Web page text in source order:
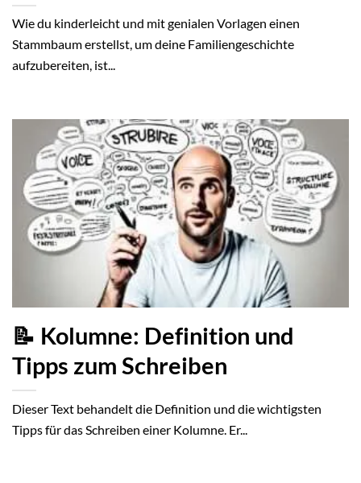
Wie du kinderleicht und mit genialen Vorlagen einen
Stammbaum erstellst, um deine Familiengeschichte
aufzubereiten, ist...
📝 Kolumne: Definition und
Tipps zum Schreiben
Dieser Text behandelt die Definition und die wichtigsten
Tipps für das Schreiben einer Kolumne. Er...